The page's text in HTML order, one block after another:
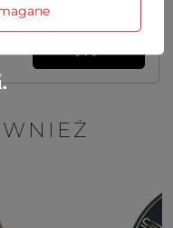
pytania?